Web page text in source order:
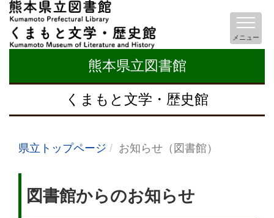
熊本県立図書館
くまもと文学・歴史館
メニュー
県立トップページ お知らせ（図書館）
図書館からのお知らせ